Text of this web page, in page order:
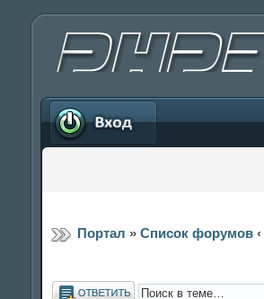
Вход
Портал » Список форумов ‹
Ответить